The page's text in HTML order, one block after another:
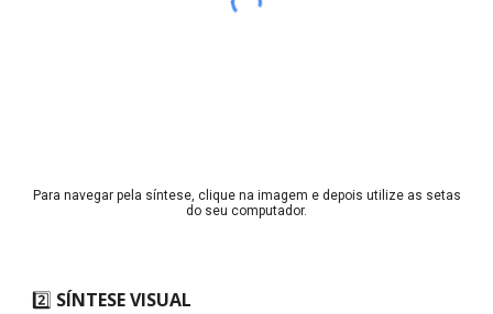
Para navegar pela síntese, clique na imagem e depois utilize as setas
do seu computador.
2️⃣ SÍNTESE VISUAL